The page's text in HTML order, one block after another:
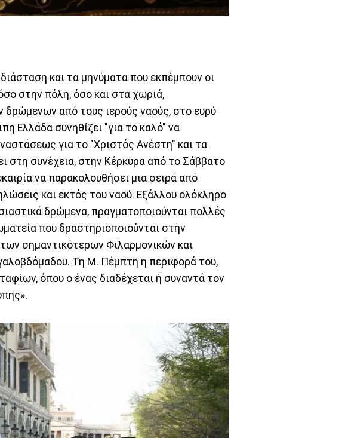
και τα μηνύματα που εκπέμπουν οι
στην πόλη, όσο και στα χωριά,
δρώμενων από τους ιερούς ναούς, στο ευρύ
Ελλάδα συνηθίζει "για το καλό" να
για το "Χριστός Ανέστη" και τα
στη συνέχεια, στην Κέρκυρα από το Σάββατο
να παρακολουθήσει μια σειρά από
και εκτός του ναού. Εξάλλου ολόκληρο
δρώμενα, πραγματοποιούνται πολλές
που δραστηριοποιούνται στην
των σημαντικότερων Φιλαρμονικών και
Τη Μ. Πέμπτη η περιφορά του,
όπου ο ένας διαδέχεται ή συναντά τον